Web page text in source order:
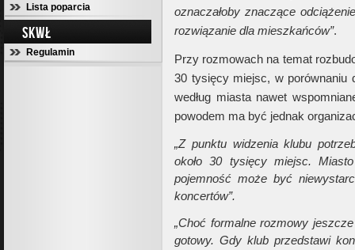
Lista poparcia
SKWŁ
Regulamin
oznaczałoby znaczące
rozwiązanie dla mieszkańców”.
Przy rozmowach na temat
30 tysięcy miejsc, w
według miasta nawet
powodem ma być jednak
„Z punktu widzenia klubu
około 30 tysięcy miejsc.
pojemność może być
koncertów”.
„Choć formalne rozmowy
gotowy. Gdy klub przedstawi